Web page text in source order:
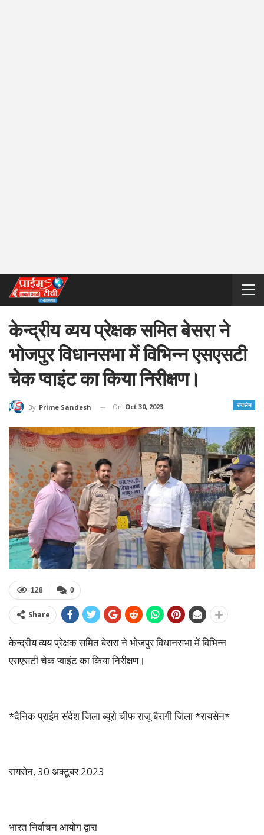
केन्द्रीय व्यय प्रेक्षक समित बेसरा ने
भोजपुर विधानसभा में विभिन्न एसएसटी
चेक प्वाइंट का किया निरीक्षण।
रायसेन
By Prime Sandesh On Oct 30, 2023
0
128
Share
केन्द्रीय व्यय प्रेक्षक समित बेसरा ने भोजपुर विधानसभा में विभिन्न
एसएसटी चेक प्वाइंट का किया निरीक्षण।
*दैनिक प्राईम संदेश जिला ब्यूरो चीफ राजू बैरागी जिला *रायसेन*
रायसेन, 30 अक्टूबर 2023
भारत निर्वाचन आयोग द्वारा